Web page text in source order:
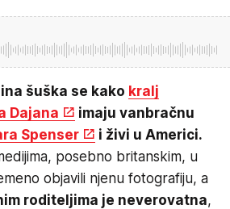
šuška se kako kralj
Dajana
imaju vanbračnu
Spenser
i živi u Americi.
posebno britanskim, u
objavili njenu fotografiju, a
roditeljima je neverovatna,